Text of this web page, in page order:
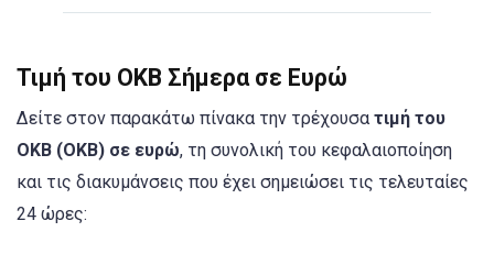
Τιμή του OKB Σήμερα σε Ευρώ
Δείτε στον παρακάτω πίνακα την τρέχουσα τιμή του
OKB (OKB) σε ευρώ, τη συνολική του κεφαλαιοποίηση
και τις διακυμάνσεις που έχει σημειώσει τις τελευταίες
24 ώρες: